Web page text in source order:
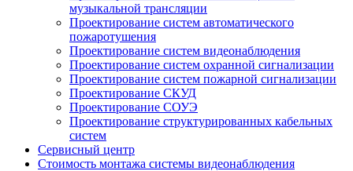
музыкальной трансляции
Проектирование систем автоматического
пожаротушения
Проектирование систем видеонаблюдения
Проектирование систем охранной сигнализации
Проектирование систем пожарной сигнализации
Проектирование СКУД
Проектирование СОУЭ
Проектирование структурированных кабельных
систем
Сервисный центр
Стоимость монтажа системы видеонаблюдения